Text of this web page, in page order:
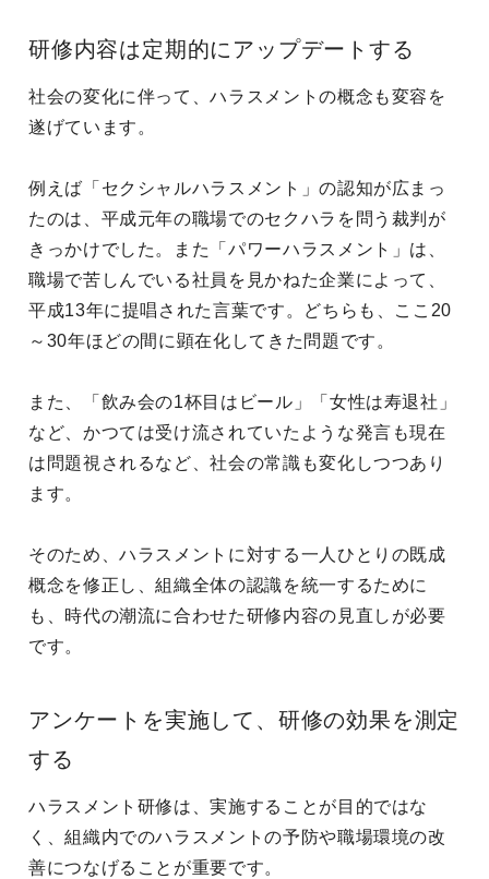
研修内容は定期的にアップデートする
社会の変化に伴って、ハラスメントの概念も変容を
遂げています。
例えば「セクシャルハラスメント」の認知が広まっ
たのは、平成元年の職場でのセクハラを問う裁判が
きっかけでした。また「パワーハラスメント」は、
職場で苦しんでいる社員を見かねた企業によって、
平成13年に提唱された言葉です。どちらも、ここ20
～30年ほどの間に顕在化してきた問題です。
また、「飲み会の1杯目はビール」「女性は寿退社」
など、かつては受け流されていたような発言も現在
は問題視されるなど、社会の常識も変化しつつあり
ます。
そのため、ハラスメントに対する一人ひとりの既成
概念を修正し、組織全体の認識を統一するために
も、時代の潮流に合わせた研修内容の見直しが必要
です。
アンケートを実施して、研修の効果を測定
する
ハラスメント研修は、実施することが目的ではな
く、組織内でのハラスメントの予防や職場環境の改
善につなげることが重要です。